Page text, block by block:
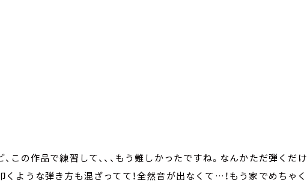
この作品で練習して、、、もう難しかったですね。なんかただ弾くだけ
くような弾き方も混ざってて！全然音が出なくて…！もう家でめちゃく